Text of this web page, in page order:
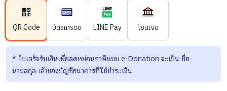
QR Code บัตรเครดิต LINE Pay โอนเงิน
* ใบเสร็จรับเงินเพื่อลดหย่อนภาษีแบบ e-Donation จะเป็น ชื่อ-
นามสกุล เจ้าของบัญชีธนาคารที่ใช้ชำระเงิน